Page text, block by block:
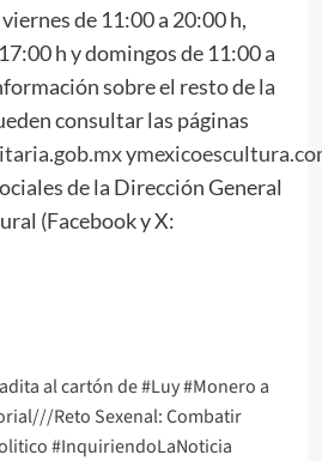
de 11:00 a 20:00 h,
h y domingos de 11:00 a
sobre el resto de la
consultar las páginas
y
de la Dirección General
(Facebook y X:
al cartón de #Luy #Monero a
Reto Sexenal: Combatir
#InquiriendoLaNoticia